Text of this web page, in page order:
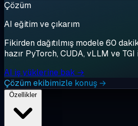
Çözüm
AI eğitim ve çıkarım
Fikirden dağıtılmış modele 60
hazır PyTorch, CUDA, vLLM ve TGI
AI iş yüklerine bak →
Çözüm ekibimizle konuş →
Özellikler